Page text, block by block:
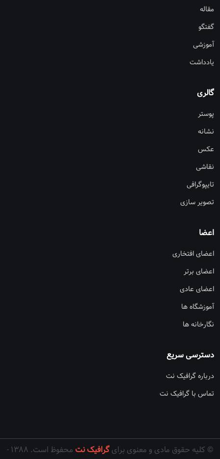
مقاله
گفتگو
آموزشی
یادداشت
گالری
پوستر
نشانه
عکس
نقاشی
تایپوگرافی
تصویر سازی
اعضا
اعضای افتخاری
اعضای برتر
اعضای عادی
آموزشگاه ها
نگارخانه ها
دسترسی سریع
درباره گرافیک نت
تماس با گرافیک نت
© کلیه حقوق مادی و معنوی برایگرافیک نت
محفوظ است. ۱۳۸۸ -